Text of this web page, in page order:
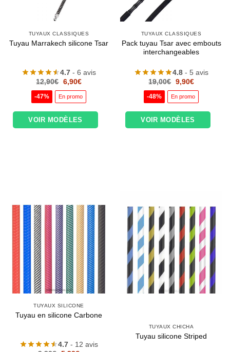
TUYAUX CLASSIQUES
Tuyau Marrakech silicone Tsar
4.7 - 6 avis
12,90€ Le
initial
était :
6,90€Le
actuel
est :
-47% En promo
VOIR MODÈLES
TUYAUX CLASSIQUES
Pack tuyau Tsar avec embouts
interchangeables
4.8 - 5 avis
19,00€ Le
initial
était :
9,90€Le
actuel
est :
-48% En promo
VOIR MODÈLES
TUYAUX SILICONE
Tuyau en silicone Carbone
4.7 - 12 avis
TUYAUX CHICHA
Tuyau silicone Striped